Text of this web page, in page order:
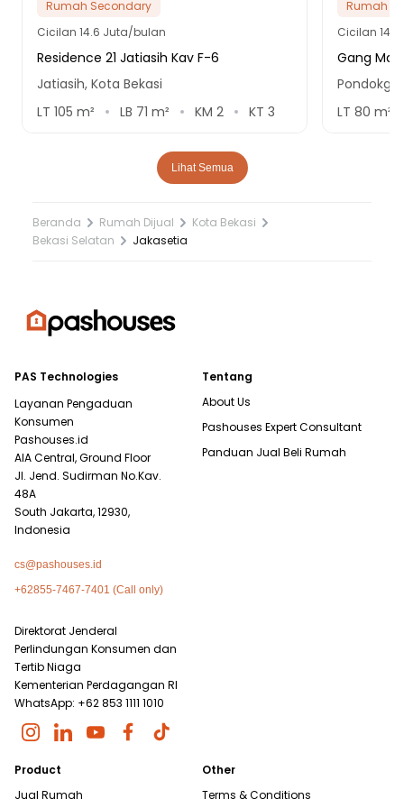
Rumah Secondary
Cicilan 14.6 Juta/bulan
Residence 21 Jatiasih Kav F-6
Jatiasih, Kota Bekasi
LT 105 m² LB 71 m² KM 2 KT 3
Rumah
Cicilan
Gang
LT 80 m²
Lihat Semua
Beranda Rumah Dijual
Kota Bekasi
Bekasi Selatan
Jakasetia
PAS Technologies
Layanan Pengaduan
Konsumen
Pashouses.id
AIA Central, Ground Floor
Jl. Jend. Sudirman No.Kav.
48A
South Jakarta, 12930,
Indonesia
cs@pashouses.id
+62855-7467-7401 (Call only)
Direktorat Jenderal
Perlindungan Konsumen dan
Tertib Niaga
Kementerian Perdagangan RI
WhatsApp: +62 853 1111 1010
Tentang
About Us
Pashouses Expert Consultant
Panduan Jual Beli Rumah
Product
Jual Rumah
Other
Terms & Conditions